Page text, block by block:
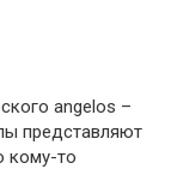
angelos –
представляют
кому-то